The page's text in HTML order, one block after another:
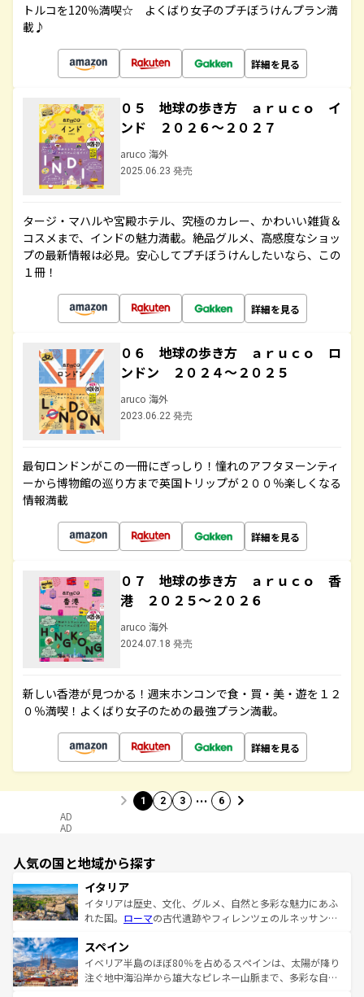
トルコを120％満喫☆ よくばり女子のプチぼうけんプラン満
載♪
詳細を見る
０５ 地球の歩き方 ａｒｕｃｏ イ
ンド ２０２６～２０２７
aruco 海外
2025.06.23 発売
タージ・マハルや宮殿ホテル、究極のカレー、かわいい雑貨＆
コスメまで、インドの魅力満載。絶品グルメ、高感度なショッ
プの最新情報は必見。安心してプチぼうけんしたいなら、この
１冊！
詳細を見る
０６ 地球の歩き方 ａｒｕｃｏ ロ
ンドン ２０２４～２０２５
aruco 海外
2023.06.22 発売
最旬ロンドンがこの一冊にぎっしり！憧れのアフタヌーンティ
ーから博物館の巡り方まで英国トリップが２００％楽しくなる
情報満載
詳細を見る
０７ 地球の歩き方 ａｒｕｃｏ 香
港 ２０２５～２０２６
aruco 海外
2024.07.18 発売
新しい香港が見つかる！週末ホンコンで食・買・美・遊を１２
０％満喫！よくばり女子のための最強プラン満載。
詳細を見る
1 2 3 … 6
AD
AD
人気の国と地域から探す
イタリア
イタリアは歴史、文化、グルメ、自然と多彩な魅力にあふ
れた国。 ローマの古代遺跡やフィレンツェのルネッサンス
ろん、トスカーナの美しい田園風景やアマルフィ海岸の絶
景など、自然景観も見逃せない。観光の合間には、本場の
ピザやパスタなど、絶品のイタリア料理を堪能することも
スペイン
イベリア半島のほぼ80％を占めるスペインは、太陽が降り
注ぐ地中海沿岸から雄大なピレネー山脈まで、多彩な自然